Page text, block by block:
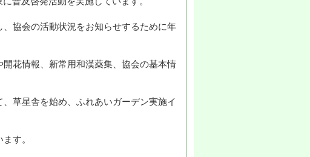
協会の活動状況をお知らせするために年
花情報、新常用和漢薬集、協会の基本情
草星舎を始め、ふれあいガーデン実施イ
す。